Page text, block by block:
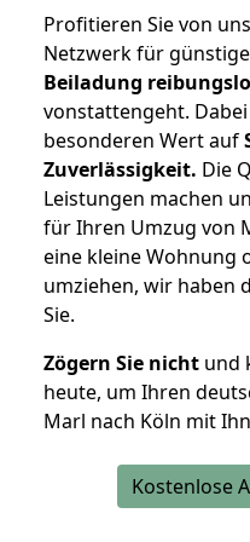
Profitieren Sie von
Netzwerk für
Beiladung
vonstattengeht.
besonderen Wert auf
Zuverlässigkeit. Die
Leistungen machen
für Ihren Umzug von
eine kleine Wohnung
umziehen, wir haben
Sie.
Zögern Sie nicht und
heute, um Ihren
Marl nach Köln mit
Kostenlose